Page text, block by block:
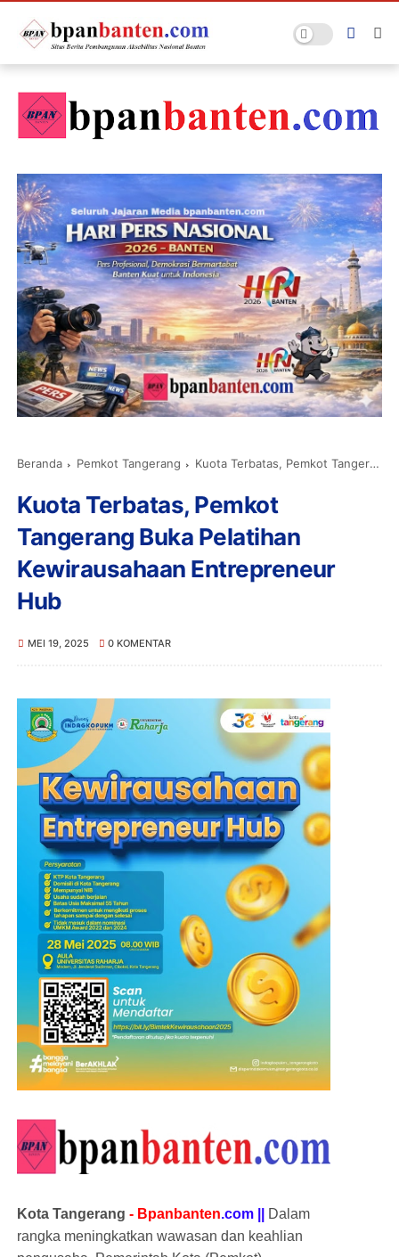
Beranda Pemkot Tangerang Kuota Terbatas, Pemkot Tangerang Buka Pelatihan Kewirausahaan Entrepreneur Hub
Kuota Terbatas, Pemkot
Tangerang Buka Pelatihan
Kewirausahaan Entrepreneur
Hub
MEI 19, 2025 0 KOMENTAR
Kota Tangerang - Bpanbanten.com || Dalam
rangka meningkatkan wawasan dan keahlian